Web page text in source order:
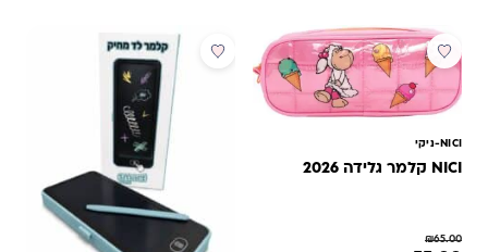
מבצע
NICI-ניקי
NICI קלמר גלידה 2026
₪65.00
מבצע